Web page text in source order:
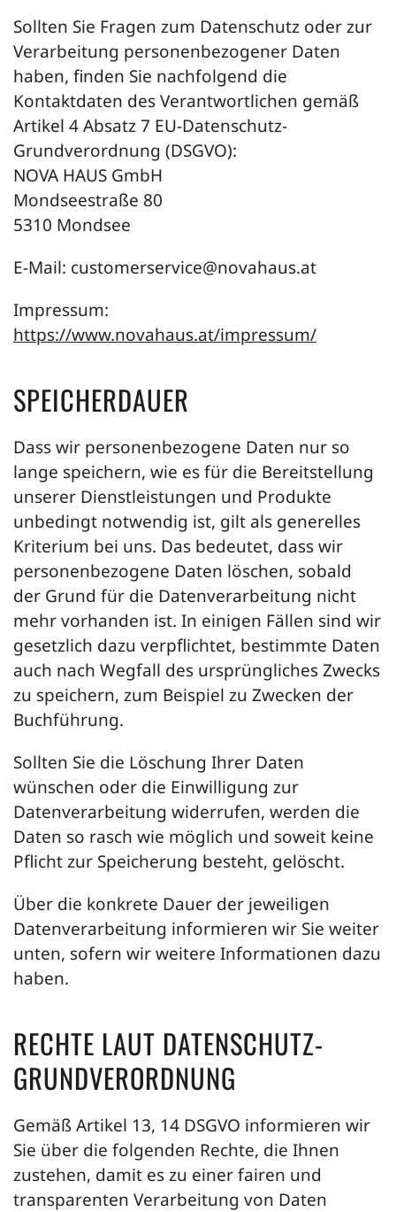
Sollten Sie Fragen zum Datenschutz oder zur
Verarbeitung personenbezogener Daten
haben, finden Sie nachfolgend die
Kontaktdaten des Verantwortlichen gemäß
Artikel 4 Absatz 7 EU-Datenschutz-
Grundverordnung (DSGVO):
NOVA HAUS GmbH
Mondseestraße 80
5310 Mondsee
E-Mail: customerservice@novahaus.at
Impressum:
https://www.novahaus.at/impressum/
SPEICHERDAUER
Dass wir personenbezogene Daten nur so
lange speichern, wie es für die Bereitstellung
unserer Dienstleistungen und Produkte
unbedingt notwendig ist, gilt als generelles
Kriterium bei uns. Das bedeutet, dass wir
personenbezogene Daten löschen, sobald
der Grund für die Datenverarbeitung nicht
mehr vorhanden ist. In einigen Fällen sind wir
gesetzlich dazu verpflichtet, bestimmte Daten
auch nach Wegfall des ursprüngliches Zwecks
zu speichern, zum Beispiel zu Zwecken der
Buchführung.
Sollten Sie die Löschung Ihrer Daten
wünschen oder die Einwilligung zur
Datenverarbeitung widerrufen, werden die
Daten so rasch wie möglich und soweit keine
Pflicht zur Speicherung besteht, gelöscht.
Über die konkrete Dauer der jeweiligen
Datenverarbeitung informieren wir Sie weiter
unten, sofern wir weitere Informationen dazu
haben.
RECHTE LAUT DATENSCHUTZ-
GRUNDVERORDNUNG
Gemäß Artikel 13, 14 DSGVO informieren wir
Sie über die folgenden Rechte, die Ihnen
zustehen, damit es zu einer fairen und
transparenten Verarbeitung von Daten